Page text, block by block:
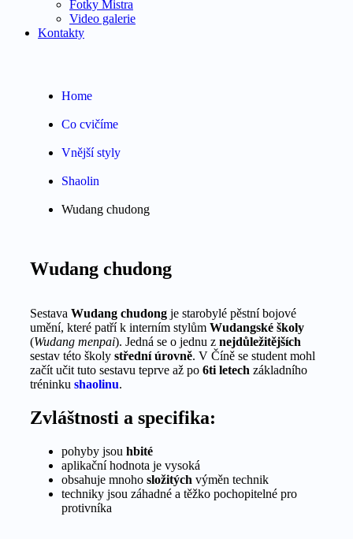
Fotky Mistra
Video galerie
Kontakty
Home
Co cvičíme
Vnější styly
Shaolin
Wudang chudong
Wudang chudong
Sestava Wudang chudong je starobylé pěstní bojové
umění, které patří k interním stylům Wudangské školy
(Wudang menpai). Jedná se o jednu z nejdůležitějších
sestav této školy střední úrovně. V Číně se student mohl
začít učit tuto sestavu teprve až po 6ti letech základního
tréninku shaolinu.
Zvláštnosti a specifika:
pohyby jsou hbité
aplikační hodnota je vysoká
obsahuje mnoho složitých výměn technik
techniky jsou záhadné a těžko pochopitelné pro
protivníka